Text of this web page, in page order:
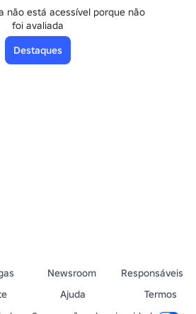
não está acessível porque não
foi avaliada
Destaques
Newsroom
Responsáveis
Ajuda
Termos